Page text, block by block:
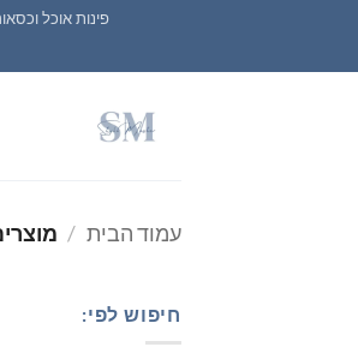
content
פינות אוכל
עמוד הבית /
חיפוש לפי: